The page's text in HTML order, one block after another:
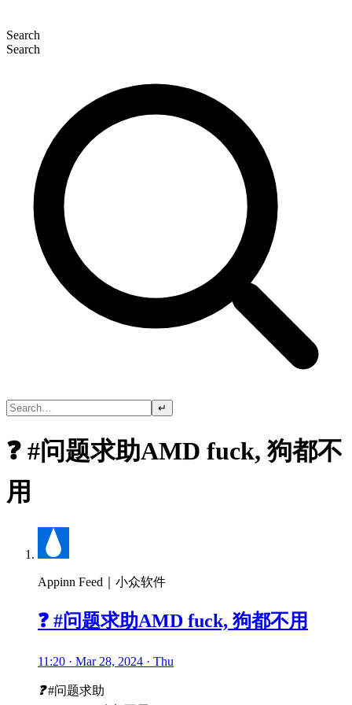
Search
Search
↵
❓ #问题求助AMD fuck, 狗都不
用
Appinn Feed｜小众软件
❓ #问题求助AMD fuck, 狗都不用
11:20 · Mar 28, 2024 · Thu
❓#问题求助